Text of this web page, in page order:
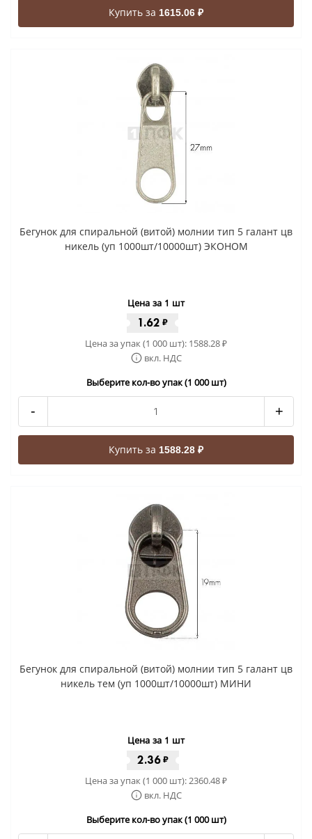
Купить за 1615.06 ₽
Бегунок для спиральной (витой) молнии тип 5 галант цв
никель (уп 1000шт/10000шт) ЭКОНОМ
Цена за 1 шт
1.62 ₽
Цена за упак (1 000 шт): 1588.28₽
вкл. НДС
Выберите кол-во упак (1 000 шт)
- +
Купить за 1588.28 ₽
Бегунок для спиральной (витой) молнии тип 5 галант цв
никель тем (уп 1000шт/10000шт) МИНИ
Цена за 1 шт
2.36 ₽
Цена за упак (1 000 шт): 2360.48₽
вкл. НДС
Выберите кол-во упак (1 000 шт)